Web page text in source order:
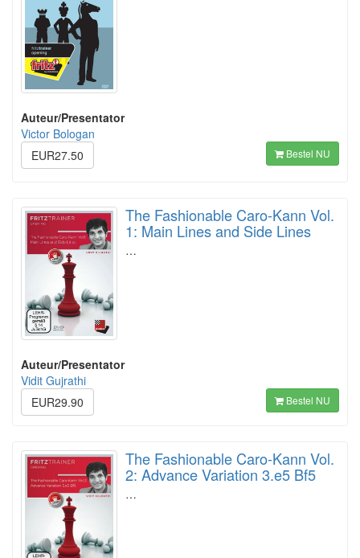
Auteur/Presentator
Victor Bologan
EUR27.50
Bestel NU
The Fashionable Caro-Kann Vol.
1: Main Lines and Side Lines
…
Auteur/Presentator
Vidit Gujrathi
EUR29.90
Bestel NU
The Fashionable Caro-Kann Vol.
2: Advance Variation 3.e5 Bf5
…